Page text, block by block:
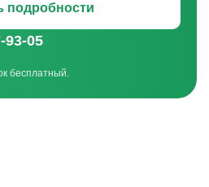
подробности
93-05
бесплатный.